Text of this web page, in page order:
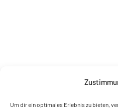
Um dir ein optimales Erlebnis zu bieten,